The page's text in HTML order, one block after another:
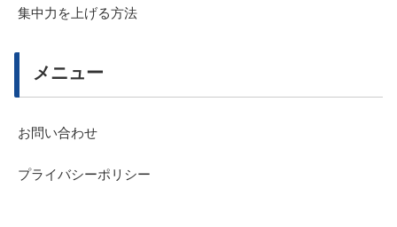
集中力を上げる方法
メニュー
お問い合わせ
プライバシーポリシー